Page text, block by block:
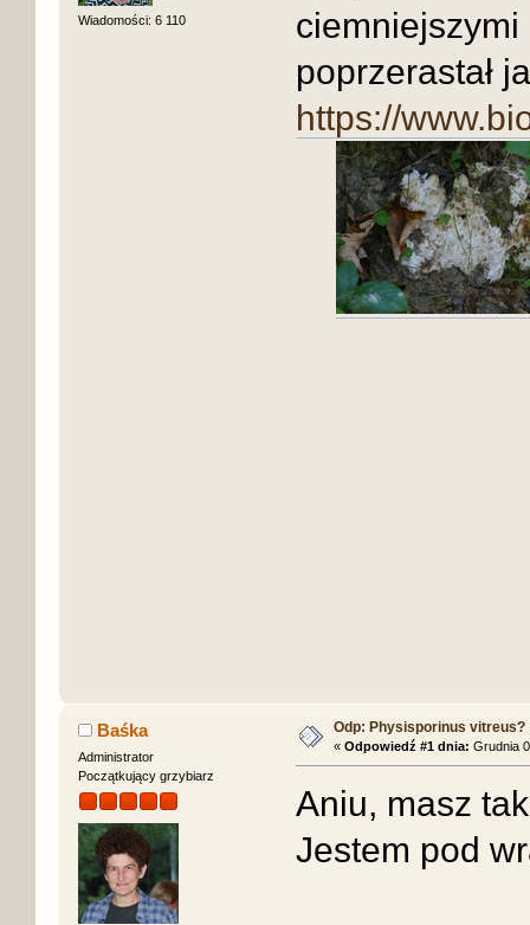
Wiadomości: 6 110
poprzerastał
https://
Baśka
Administrator
Początkujący grzybiarz
Odp: Physisporinus vitreus?
« Odpowiedź #1 dnia: Grudnia
Aniu, masz
Jestem pod